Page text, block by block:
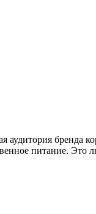
аудитория бренда
питание. Это